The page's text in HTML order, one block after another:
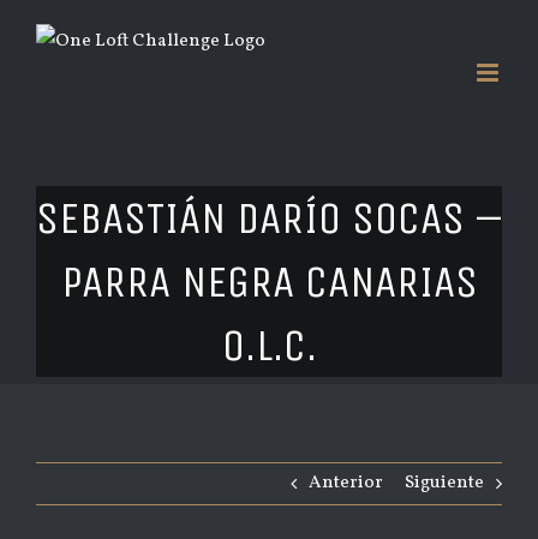
SEBASTIÁN DARÍO SOCAS –
PARRA NEGRA CANARIAS
O.L.C.
Anterior Siguiente